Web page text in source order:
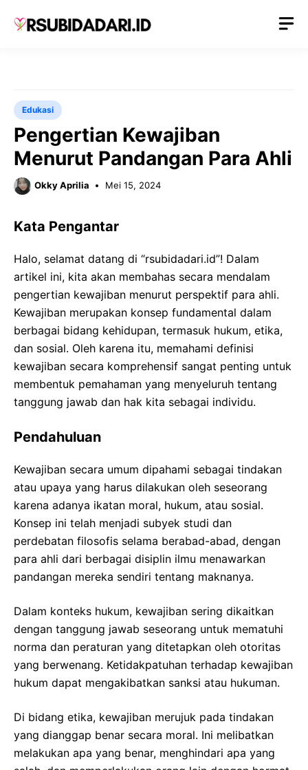
Edukasi
Pengertian Kewajiban
Menurut Pandangan Para Ahli
Okky Aprilia Mei 15, 2024
Kata Pengantar
Halo, selamat datang di “rsubidadari.id”! Dalam
artikel ini, kita akan membahas secara mendalam
pengertian kewajiban menurut perspektif para ahli.
Kewajiban merupakan konsep fundamental dalam
berbagai bidang kehidupan, termasuk hukum, etika,
dan sosial. Oleh karena itu, memahami definisi
kewajiban secara komprehensif sangat penting untuk
membentuk pemahaman yang menyeluruh tentang
tanggung jawab dan hak kita sebagai individu.
Pendahuluan
Kewajiban secara umum dipahami sebagai tindakan
atau upaya yang harus dilakukan oleh seseorang
karena adanya ikatan moral, hukum, atau sosial.
Konsep ini telah menjadi subyek studi dan
perdebatan filosofis selama berabad-abad, dengan
para ahli dari berbagai disiplin ilmu menawarkan
pandangan mereka sendiri tentang maknanya.
Dalam konteks hukum, kewajiban sering dikaitkan
dengan tanggung jawab seseorang untuk mematuhi
norma dan peraturan yang ditetapkan oleh otoritas
yang berwenang. Ketidakpatuhan terhadap kewajiban
hukum dapat mengakibatkan sanksi atau hukuman.
Di bidang etika, kewajiban merujuk pada tindakan
yang dianggap benar secara moral. Ini melibatkan
melakukan apa yang benar, menghindari apa yang